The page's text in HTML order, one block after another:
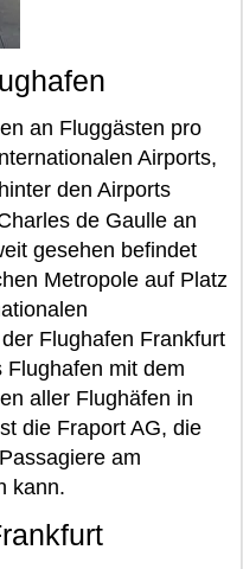
an Fluggästen pro
Airports,
hinter den Airports
de Gaulle an
gesehen befindet
Metropole auf Platz
Flughafen Frankfurt
Flughafen mit dem
aller Flughäfen in
die Fraport AG, die
am
kann.